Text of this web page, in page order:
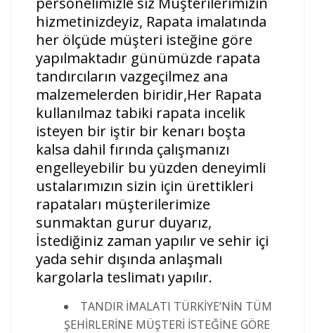
hizmetinizdeyiz, Rapata imalatında
her ölçüde müşteri isteğine göre
yapılmaktadır günümüzde rapata
tandırcıların vazgeçilmez ana
malzemelerden biridir,Her Rapata
kullanılmaz tabiki rapata incelik
isteyen bir iştir bir kenarı boşta
kalsa dahil fırında çalışmanızı
engelleyebilir bu yüzden deneyimli
ustalarımızın sizin için ürettikleri
rapataları müşterilerimize
sunmaktan gurur duyarız,
İstediğiniz zaman yapılır ve sehir içi
yada sehir dışında anlaşmalı
kargolarla teslimatı yapılır.
TANDIR İMALATI TÜRKİYE’NİN TÜM
ŞEHİRLERİNE MÜŞTERİ İSTEĞİNE GÖRE